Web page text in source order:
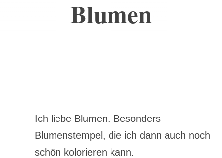
Blumen
Ich liebe Blumen. Besonders
Blumenstempel, die ich dann auch noch
schön kolorieren kann.